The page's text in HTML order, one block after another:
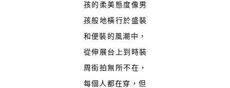
孩的柔美態度像男
孩般地橫行於盛裝
和便裝的風潮中，
從伸展台上到時裝
周街拍無所不在，
每個人都在穿，但